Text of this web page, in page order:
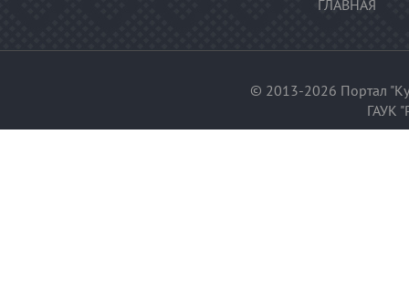
ГЛАВНАЯ
© 2013-2026 Портал
ГАУК